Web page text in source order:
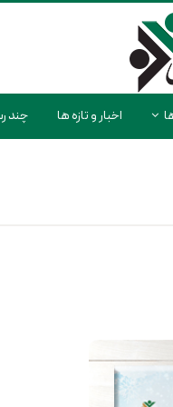
اخبار و تازه ها چند